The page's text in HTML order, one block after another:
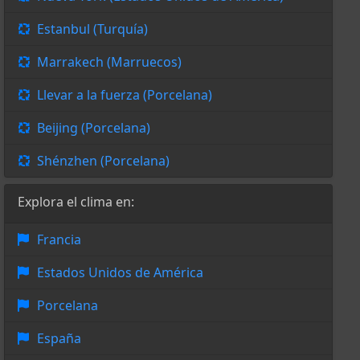
Estanbul (Turquía)
Marrakech (Marruecos)
Llevar a la fuerza (Porcelana)
Beijing (Porcelana)
Shénzhen (Porcelana)
Explora el clima en:
Francia
Estados Unidos de América
Porcelana
España